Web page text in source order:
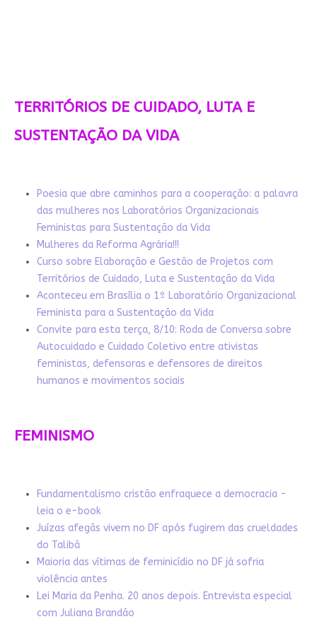
TERRITÓRIOS DE CUIDADO, LUTA E
SUSTENTAÇÃO DA VIDA
Poesia que abre caminhos para a cooperação: a palavra
das mulheres nos Laboratórios Organizacionais
Feministas para Sustentação da Vida
Mulheres da Reforma Agrária!!!
Curso sobre Elaboração e Gestão de Projetos com
Territórios de Cuidado, Luta e Sustentação da Vida
Aconteceu em Brasília o 1º Laboratório Organizacional
Feminista para a Sustentação da Vida
Convite para esta terça, 8/10: Roda de Conversa sobre
Autocuidado e Cuidado Coletivo entre ativistas
feministas, defensoras e defensores de direitos
humanos e movimentos sociais
FEMINISMO
Fundamentalismo cristão enfraquece a democracia -
leia o e-book
Juízas afegãs vivem no DF após fugirem das crueldades
do Talibã
Maioria das vítimas de feminicídio no DF já sofria
violência antes
Lei Maria da Penha. 20 anos depois. Entrevista especial
com Juliana Brandão